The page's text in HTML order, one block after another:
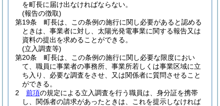
を町長に届け出なければならない。
(報告の徴取)
第19条
町長は、この条例の施行に関し必要があると認める
ときは、事業者に対し、太陽光発電事業に関する報告又は
資料の提出を求めることができる。
(立入調査等)
第20条
町長は、この条例の施行に関し必要な限度におい
て、職員に事業者の事務所、事業所若しくは事業区域に立
ち入り、必要な調査をさせ、又は関係者に質問させること
ができる。
2
前項の規定による立入調査を行う職員は、身分証を携帯
し、関係者の請求があったときは、これを提示しなければ